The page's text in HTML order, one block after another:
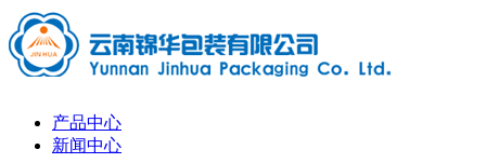
产品中心
新闻中心